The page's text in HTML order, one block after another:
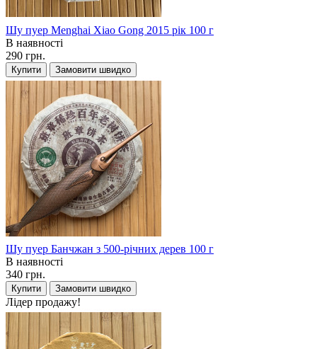
Шу пуер Menghai Xiao Gong 2015 рік 100 г
В наявності
290 грн.
Купити Замовити швидко
Шу пуер Банчжан з 500-річних дерев 100 г
В наявності
340 грн.
Купити Замовити швидко
Лідер продажу!